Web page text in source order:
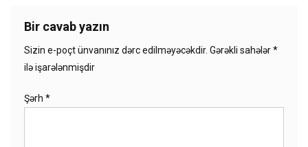
Bir cavab yazın
Sizin e-poçt ünvanınız dərc edilməyəcəkdir. Gərəkli sahələr*
ilə işarələnmişdir
Şərh *